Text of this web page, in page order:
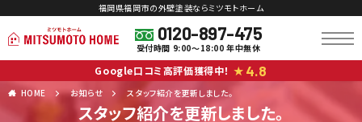
福岡県福岡市の外壁塗装ならミツモトホーム
0120-897-475
受付時間 9:00～18:00 年中無休
Google口コミ高評価獲得中！ ★ 4.8
HOME お知らせ スタッフ紹介を更新しました。
スタッフ紹介を更新しました。